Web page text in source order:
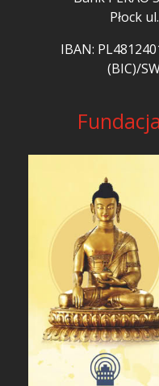
Płock
IBAN:
(BIC)/